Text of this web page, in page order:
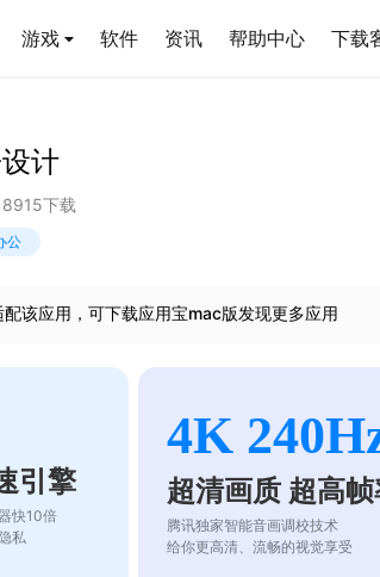
游戏 软件 资讯 帮助中心 下载
计
8915下载
公
该应用，可下载应用宝mac版发现更多应用
引擎
快10倍
私
4K
超清画质 超高
腾讯独家智能音画调校技术
给你更高清、流畅的视觉享受